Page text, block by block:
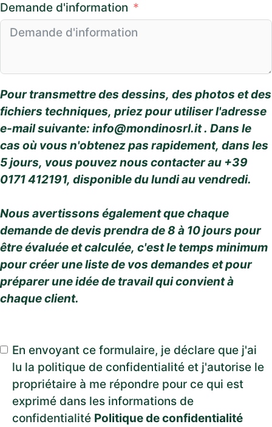
Demande d'information
Pour transmettre des dessins, des photos et des
fichiers techniques, priez pour utiliser l'adresse
e-mail suivante: info@mondinosrl.it. Dans le
cas où vous n'obtenez pas rapidement, dans les
5 jours, vous pouvez nous contacter au +39
0171 412191, disponible du lundi au vendredi.
Nous avertissons également que chaque
demande de devis prendra de 8 à 10 jours pour
être évaluée et calculée, c'est le temps minimum
pour créer une liste de vos demandes et pour
préparer une idée de travail qui convient à
chaque client.
En envoyant ce formulaire, je déclare que j'ai
lu la politique de confidentialité et j'autorise le
propriétaire à me répondre pour ce qui est
exprimé dans les informations de
confidentialité Politique de confidentialité